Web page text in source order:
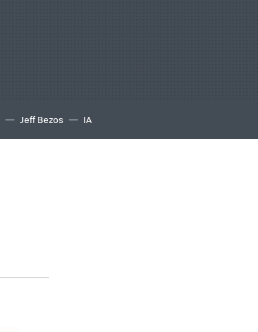
Jeff Bezos IA